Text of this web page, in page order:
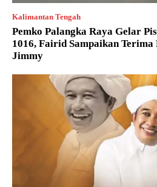
Kalimantan Tengah
Pemko Palangka Raya Gelar
1016, Fairid Sampaikan
Jimmy